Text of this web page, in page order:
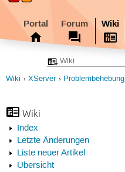
Portal Forum Wiki
Wiki XServer Problembehebung
Wiki
Index
Letzte Änderungen
Liste neuer Artikel
Übersicht